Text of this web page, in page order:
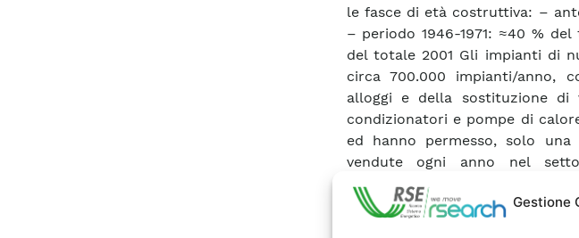
Gestione
le fasce di età costruttiva: –
– periodo 1946-1971: ≈40 %
del totale 2001 Gli impianti di
circa 700.000 impianti/anno,
alloggi e della sostituzione di
condizionatori e pompe di
ed hanno permesso, solo
vendute ogni anno nel
percentuale di ripartizione tra
Le fonti energetiche sono